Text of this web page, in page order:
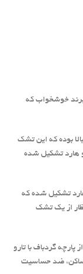
خوشخواب که
بوده که این تشک
هارد تشکیل شده
هارد تشکیل شده که
از یک تشک
گردباف با تارو
ساکن، ضد حساسیت